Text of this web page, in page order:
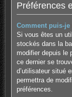
Préférences
Comment puis-
Si vous êtes un
stockés dans la
modifier depuis le
ce dernier se
d’utilisateur situé
permettra de
préférences.